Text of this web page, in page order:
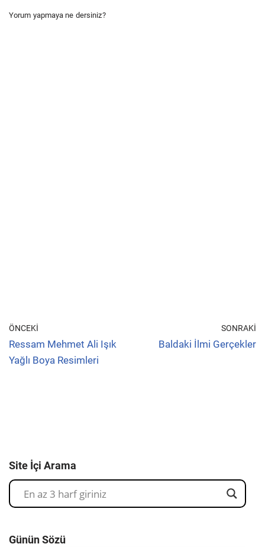
Yorum yapmaya ne dersiniz?
ÖNCEKI
Ressam Mehmet Ali Işık
Yağlı Boya Resimleri
SONRAKI
Baldaki İlmi Gerçekler
Site İçi Arama
Günün Sözü